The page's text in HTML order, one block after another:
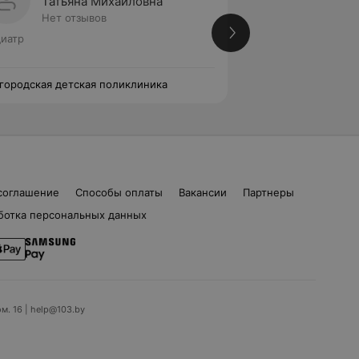
Нет отзывов
детская поликлиника
Способы оплаты Вакансии
Партнеры
персональных данных
16 | help@103.by